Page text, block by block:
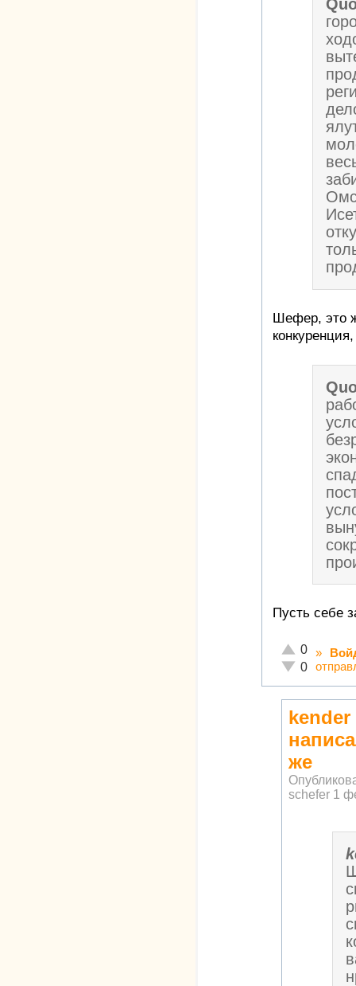
Шефер, это
Пусть себе
Отлично!
0
Неадекватно!
0
»
kender
же
schefer 1